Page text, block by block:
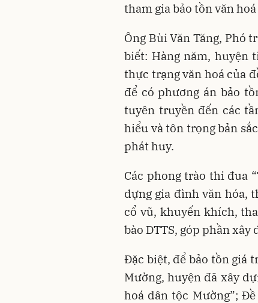
tham gia bảo tồn văn
Ông Bùi Văn Tăng, Phó
biết: Hàng năm, huyện
thực trạng văn hoá của
để có phương án bảo
tuyên truyền đến các
hiểu và tôn trọng bản
phát huy.
Các phong trào thi đua
dựng gia đình văn hóa,
cổ vũ, khuyến khích,
bào DTTS, góp phần
Đặc biệt, để bảo tồn giá
Mường, huyện đã xây
hoá dân tộc Mường”;